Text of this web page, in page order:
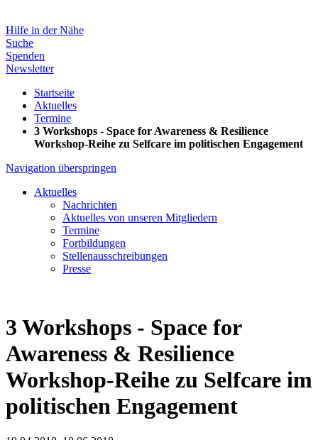
Hilfe in der Nähe
Suche
Spenden
Newsletter
Startseite
Aktuelles
Termine
3 Workshops - Space for Awareness & Resilience
Workshop-Reihe zu Selfcare im politischen Engagement
Navigation überspringen
Aktuelles
Nachrichten
Aktuelles von unseren Mitgliedern
Termine
Fortbildungen
Stellenausschreibungen
Presse
3 Workshops - Space for
Awareness & Resilience
Workshop-Reihe zu Selfcare im
politischen Engagement